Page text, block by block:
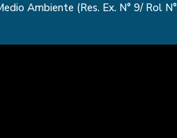
Ambiente (Res. Ex. N° 9/ Rol N°